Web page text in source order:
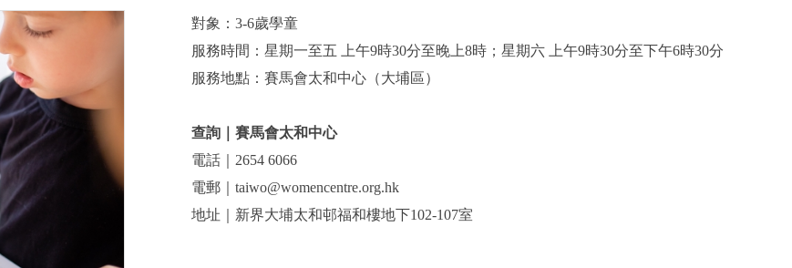
對象：3-6歲學童
服務時間：星期一至五 上午9時30分至晚上8時；星期六 上午9時30分至下午6時30分
服務地點：賽馬會太和中心（大埔區）
查詢｜賽馬會太和中心
電話｜2654 6066
電郵｜taiwo@womencentre.org.hk
地址｜新界大埔太和邨福和樓地下102-107室